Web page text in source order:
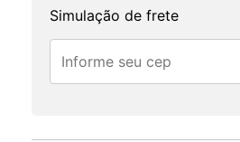
Simulação de frete